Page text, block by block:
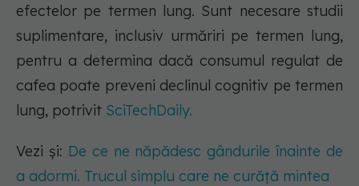
efectelor pe termen lung. Sunt necesare studii
suplimentare, inclusiv urmăriri pe termen lung,
pentru a determina dacă consumul regulat de
cafea poate preveni declinul cognitiv pe termen
lung, potrivit SciTechDaily.
Vezi și: De ce ne năpădesc gândurile înainte de
a adormi. Trucul simplu care ne curăță mintea